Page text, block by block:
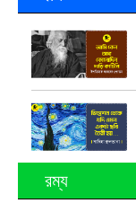
রম্য